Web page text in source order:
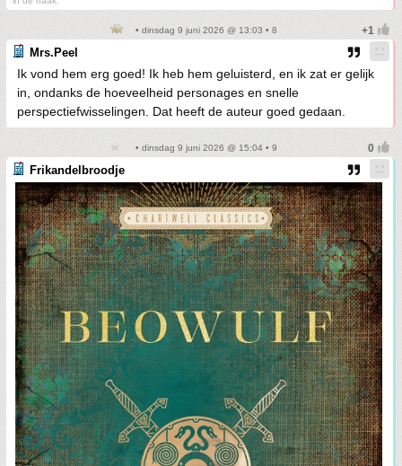
• dinsdag 9 juni 2026 @ 13:03 • 8
Mrs.Peel
Ik vond hem erg goed! Ik heb hem geluisterd, en ik zat er gelijk
in, ondanks de hoeveelheid personages en snelle
perspectiefwisselingen. Dat heeft de auteur goed gedaan.
• dinsdag 9 juni 2026 @ 15:04 • 9
Frikandelbroodje